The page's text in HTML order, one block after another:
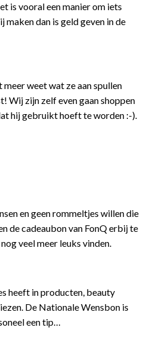
is vooral een manier om iets
dan is geld geven in de
weet wat ze aan spullen
Wij zijn zelf even gaan shoppen
hij gebruikt hoeft te worden :-).
en geen rommeltjes willen die
de cadeaubon van FonQ erbij te
veel meer leuks vinden.
heeft in producten, beauty
De Nationale Wensbon is
een tip…